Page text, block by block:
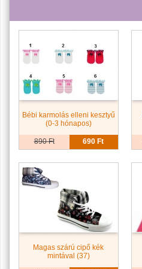
Bébi karmolás elleni kesztyű
(0-3 hónapos)
690 Ft
890 Ft
Magas szárú cipő kék
mintával (37)